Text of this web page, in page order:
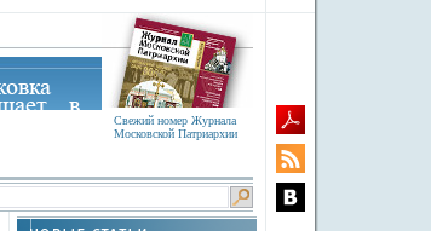
Свежий номер Журнала
Московской Патриархии